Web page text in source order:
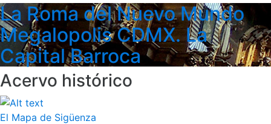
La Roma del Nuevo Mundo
Megalopolis CDMX. La
Capital Barroca
Acervo histórico
El Mapa de Sigüenza